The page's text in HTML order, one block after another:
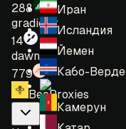
Иран
Исландия
Йемен
Кабо-Верде
Камерун
288
gradient:
14
dawn:
779
BeeProxies